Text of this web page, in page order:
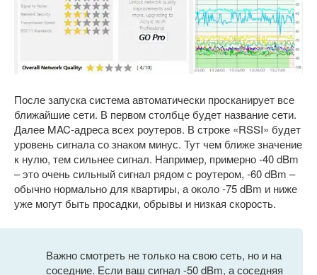
После запуска система автоматически просканирует все
ближайшие сети. В первом столбце будет название сети.
Далее MAC-адреса всех роутеров. В строке «RSSI» будет
уровень сигнала со знаком минус. Тут чем ближе значение
к нулю, тем сильнее сигнал. Например, примерно -40 dBm
– это очень сильный сигнал рядом с роутером, -60 dBm –
обычно нормально для квартиры, а около -75 dBm и ниже
уже могут быть просадки, обрывы и низкая скорость.
Важно смотреть не только на свою сеть, но и на
соседние. Если ваш сигнал -50 dBm, а соседняя